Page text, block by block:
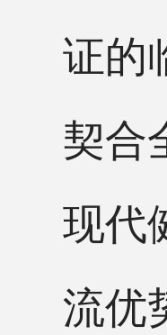
证的
契合
现代
流优